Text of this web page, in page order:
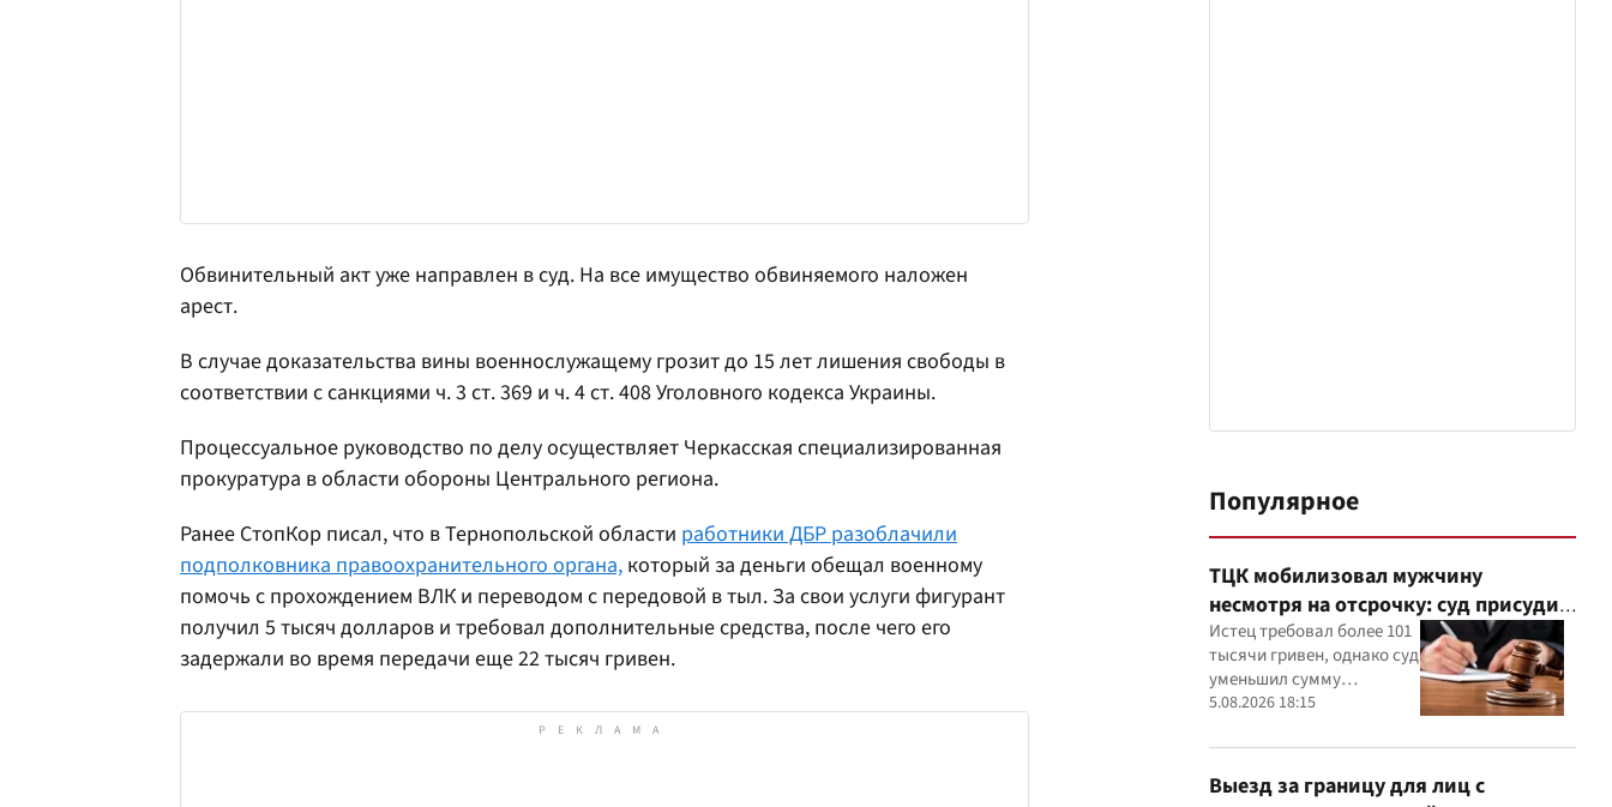
Обвинительный акт уже направлен в суд. На все имущество обвиняемого наложен
арест.
В случае доказательства вины военнослужащему грозит до 15 лет лишения свободы в
соответствии с санкциями ч. 3 ст. 369 и ч. 4 ст. 408 Уголовного кодекса Украины.
Процессуальное руководство по делу осуществляет Черкасская специализированная
прокуратура в области обороны Центрального региона.
Ранее СтопКор писал, что в Тернопольской области работники ДБР разоблачили
подполковника правоохранительного органа, который за деньги обещал военному
помочь с прохождением ВЛК и переводом с передовой в тыл. За свои услуги фигурант
получил 5 тысяч долларов и требовал дополнительные средства, после чего его
задержали во время передачи еще 22 тысяч гривен.
Популярное
ТЦК мобилизовал мужчину
несмотря на отсрочку: суд присудил
40 тысяч гривен компенсации
Истец требовал более 101
тысячи гривен, однако суд
уменьшил сумму
компенсации,
принципами разумности и
соразмерности
5.08.2026 18:15
Выезд за границу для лиц с